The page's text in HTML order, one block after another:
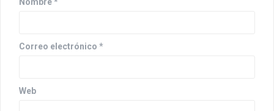
Correo electrónico *
Web